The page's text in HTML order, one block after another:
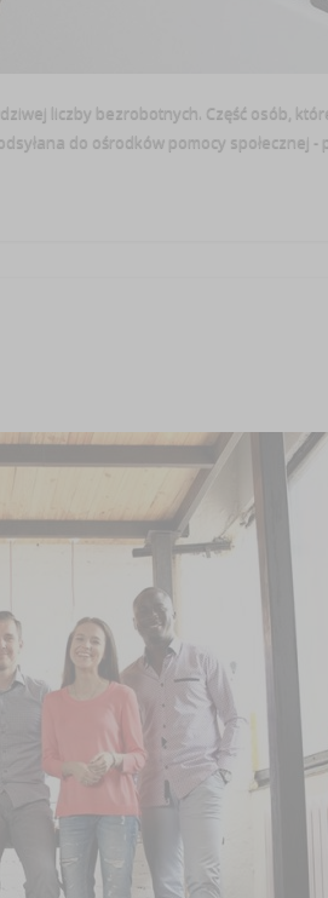
liczby bezrobotnych. Część osób,
do ośrodków pomocy społecznej -